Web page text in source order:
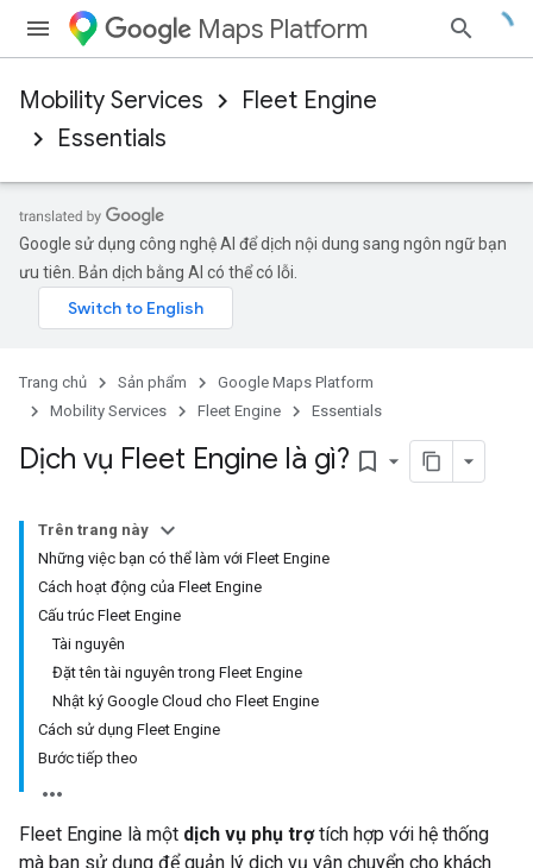
Maps Platform
Mobility Services
Fleet Engine
Essentials
Google sử dụng công nghệ AI để dịch nội dung sang ngôn ngữ bạn
ưu tiên. Bản dịch bằng AI có thể có lỗi.
Trang chủ Sản phẩm
Google Maps Platform
Mobility Services
Fleet Engine Essentials
Dịch vụ Fleet Engine là gì? bookmark_border
Trên trang này
Những việc bạn có thể làm với Fleet Engine
Cách hoạt động của Fleet Engine
Cấu trúc Fleet Engine
Tài nguyên
Đặt tên tài nguyên trong Fleet Engine
Nhật ký Google Cloud cho Fleet Engine
Cách sử dụng Fleet Engine
Bước tiếp theo
Fleet Engine là một dịch vụ phụ trợtích hợp với hệ thống
mà bạn sử dụng để quản lý dịch vụ vận chuyển cho khách